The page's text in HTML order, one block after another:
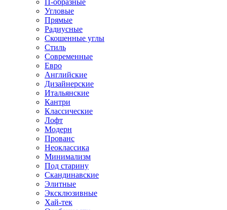
П-образные
Угловые
Прямые
Радиусные
Скошенные углы
Стиль
Современные
Евро
Английские
Дизайнерские
Итальянские
Кантри
Классические
Лофт
Модерн
Прованс
Неоклассика
Минимализм
Под старину
Скандинавские
Элитные
Эксклюзивные
Хай-тек